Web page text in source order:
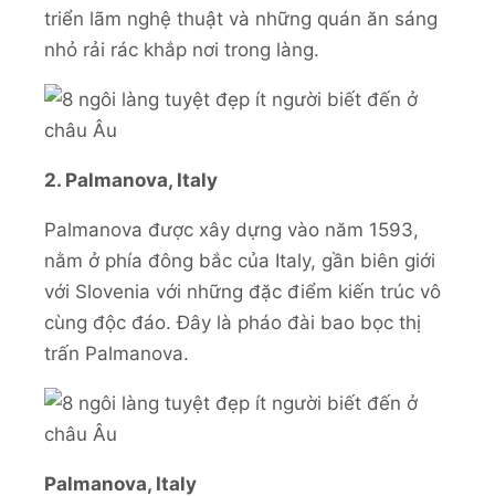
triển lãm nghệ thuật và những quán ăn sáng
nhỏ rải rác khắp nơi trong làng.
2. Palmanova, Italy
Palmanova được xây dựng vào năm 1593,
nằm ở phía đông bắc của Italy, gần biên giới
với Slovenia với những đặc điểm kiến trúc vô
cùng độc đáo. Đây là pháo đài bao bọc thị
trấn Palmanova.
Palmanova, Italy